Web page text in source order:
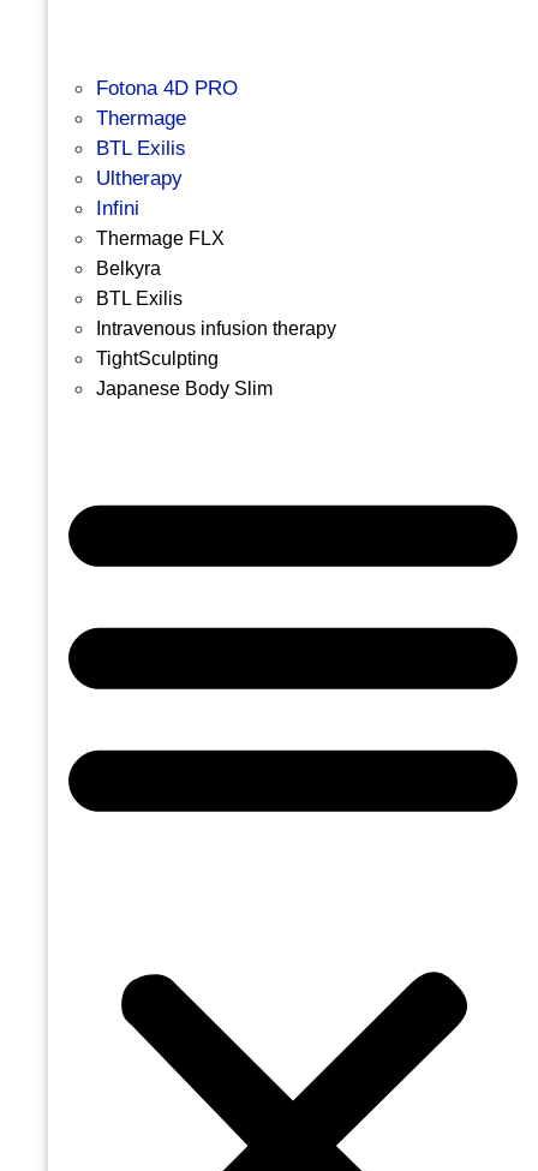
Fotona 4D PRO
Thermage
BTL Exilis
Ultherapy
Infini
Thermage FLX
Belkyra
BTL Exilis
Intravenous infusion therapy
TightSculpting
Japanese Body Slim